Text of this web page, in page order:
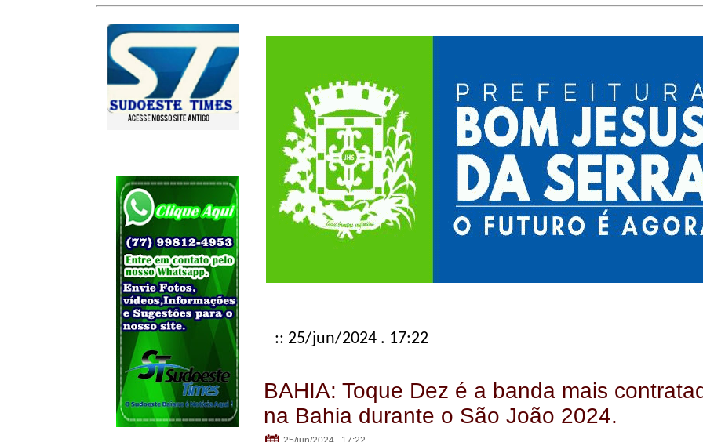
:: 25/jun/2024 . 17:22
BAHIA: Toque Dez é a banda mais
na Bahia durante o São João 2024.